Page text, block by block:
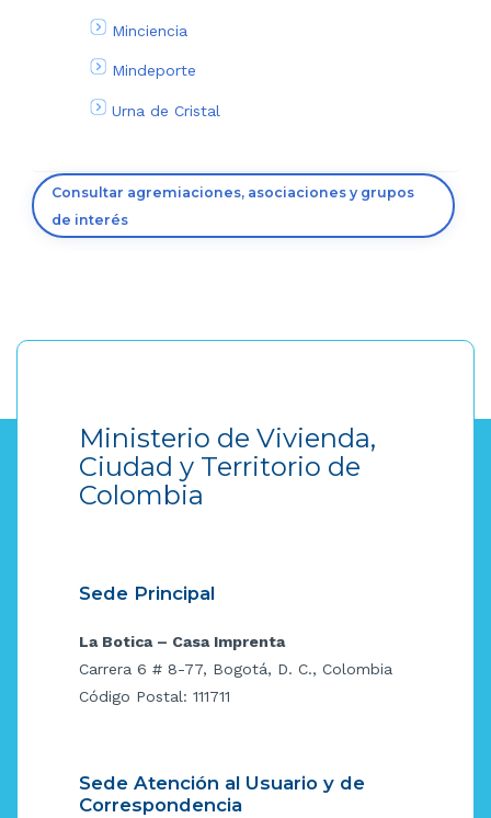
Minciencia
Mindeporte
Urna de Cristal
Consultar agremiaciones, asociaciones y grupos
de interés
Ministerio de Vivienda,
Ciudad y Territorio de
Colombia
Sede Principal
La Botica – Casa Imprenta
Carrera 6 # 8-77, Bogotá, D. C., Colombia
Código Postal: 111711
Sede Atención al Usuario y de
Correspondencia